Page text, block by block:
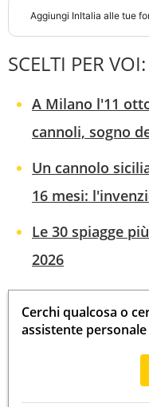
Aggiungi InItalia alle tue
SCELTI PER VOI:
A Milano l'11
cannoli, sogno
Un cannolo
16 mesi:
Le 30 spiagge
2026
Cerchi qualcosa o
assistente